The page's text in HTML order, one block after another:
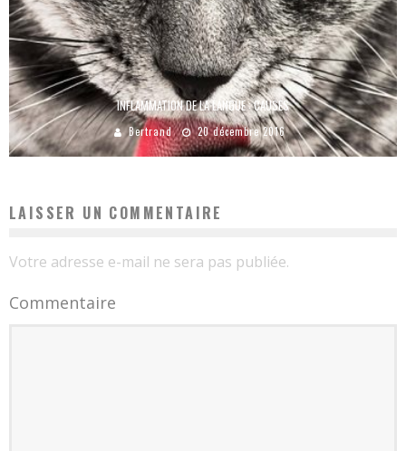
INFLAMMATION DE LA LANGUE : CAUSES
Bertrand 20 décembre 2016
LAISSER UN COMMENTAIRE
Votre adresse e-mail ne sera pas publiée.
Commentaire